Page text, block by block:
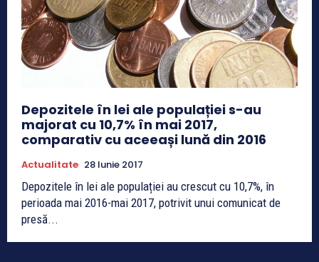
Depozitele în lei ale populației s-au
majorat cu 10,7% în mai 2017,
comparativ cu aceeași lună din 2016
Actualitate 28 Iunie 2017
Depozitele în lei ale populației au crescut cu 10,7%, în
perioada mai 2016-mai 2017, potrivit unui comunicat de
presă...